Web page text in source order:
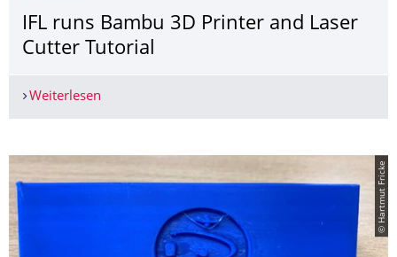
IFL runs Bambu 3D Printer and Laser
Cutter Tutorial
Weiterlesen
© Hartmut Fricke